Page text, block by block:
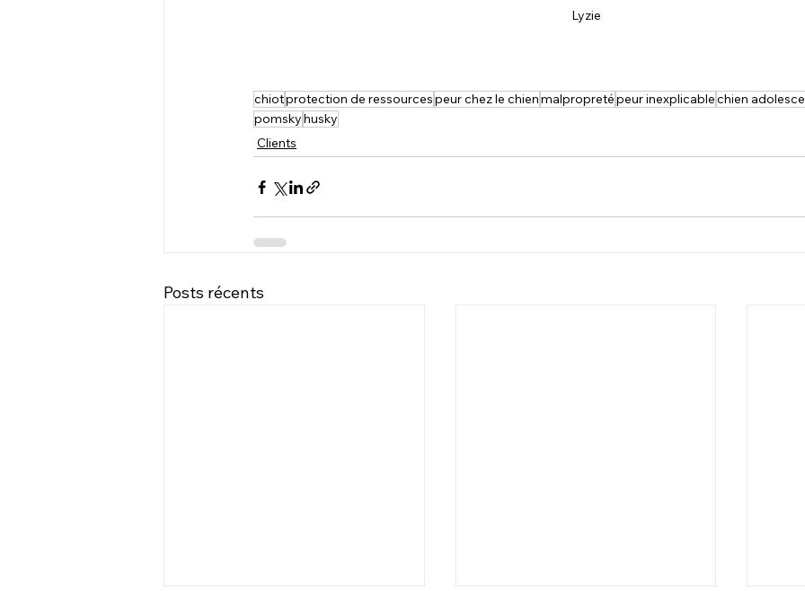
Lyzie
chiotprotection de ressourcespeur chez le chienmalpropretépeur inexplicablechien
pomskyhusky
Clients
Posts récents